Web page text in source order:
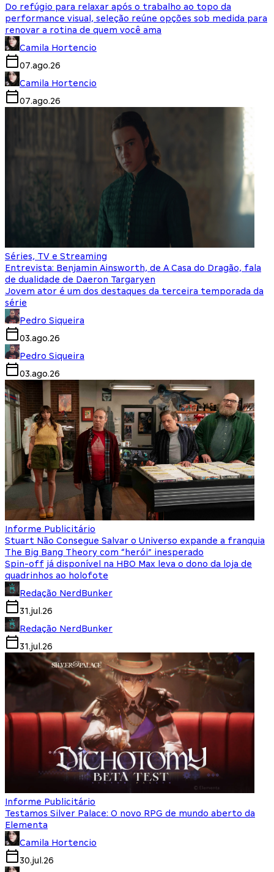
Do refúgio para relaxar após o trabalho ao topo da
performance visual, seleção reúne opções sob medida para
renovar a rotina de quem você ama
Camila Hortencio
07.ago.26
Camila Hortencio
07.ago.26
Séries, TV e Streaming
Entrevista: Benjamin Ainsworth, de A Casa do Dragão, fala
de dualidade de Daeron Targaryen
Jovem ator é um dos destaques da terceira temporada da
série
Pedro Siqueira
03.ago.26
Pedro Siqueira
03.ago.26
Informe Publicitário
Stuart Não Consegue Salvar o Universo expande a franquia
The Big Bang Theory com “herói” inesperado
Spin-off já disponível na HBO Max leva o dono da loja de
quadrinhos ao holofote
Redação NerdBunker
31.jul.26
Redação NerdBunker
31.jul.26
Informe Publicitário
Testamos Silver Palace: O novo RPG de mundo aberto da
Elementa
Camila Hortencio
30.jul.26